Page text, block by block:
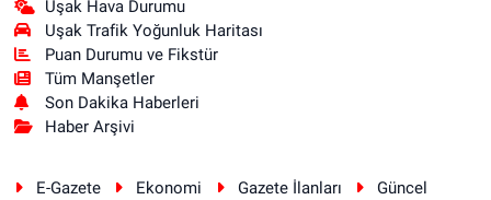
Uşak Hava Durumu
Uşak Trafik Yoğunluk Haritası
Puan Durumu ve Fikstür
Tüm Manşetler
Son Dakika Haberleri
Haber Arşivi
E-Gazete Ekonomi Gazete İlanları
Güncel